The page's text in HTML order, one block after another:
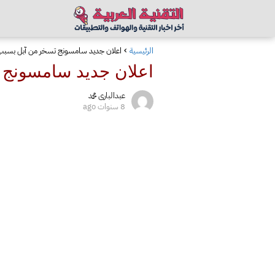
الرئيسية اعلان جديد سامسونج تسخر من آبل
اعلان جديد
عبدالبارى محمد
8 سنوات ago